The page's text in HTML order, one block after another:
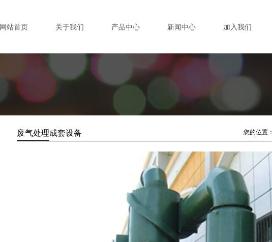
网站首页 关于我们 产品中心 新闻中心 加入我们
废气处理成套设备 您的位置：